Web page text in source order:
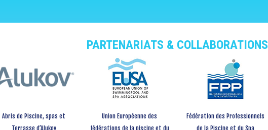
PARTENARIATS & COLLABORATIONS
Abris de Piscine, spas et
Terrasse d’Alukov
Union Européenne des
fédérations de la piscine et du
Fédération des Professionnels
de la Piscine et du Spa